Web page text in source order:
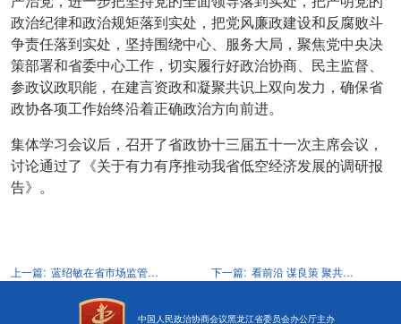
政治纪律和政治规矩落到实处，把党风廉政建设和反腐败斗
争责任落到实处，坚持围绕中心、服务大局，聚焦党中央决
策部署和省委中心工作，切实履行好政治协商、民主监督、
参政议政职能，在建言资政和凝聚共识上双向发力，确保省
政协各项工作始终沿着正确政治方向前进。
集体学习会议后，召开了省政协十三届五十一次主席会议，
讨论通过了《关于有力有序推动我省低空经济发展的调研报
告》。
上一篇: 蓝绍敏在省市场监管局调研时强调 坚持人民至上 赋能产业振兴 服务龙江高质量发展 下一篇: 看前沿 谋良策 聚共识——省政协界别活动组赴东北农业大学考察智慧农业发展和政协委员工作站建设
中国人民政治协商会议黑龙江省委员会办公厅主办